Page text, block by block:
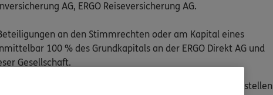
AG, ERGO Reiseversicherung AG.
an den Stimmrechten oder am Kapital eines
100 % des Grundkapitals an der ERGO Direkt AG und
Gesellschaft.
Schlichtungsstellen als Streitbeilegungsstellen